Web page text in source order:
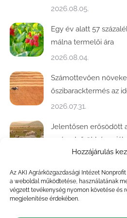
Hozzájárulás
Az AKI Agrárközgazdasági Intézet
a weboldal működtetése, használatának
végzett tevékenység nyomon követése és
megjelenítése érdekében.
2026.08.05.
Egy év alatt 57
málna termelői ára
2026.08.04.
Számottevően
őszibaracktermés az
2026.07.31.
Jelentősen erősödött
az év első öt
2026.07.28.
Közel ötödével bővült
Magyarországon